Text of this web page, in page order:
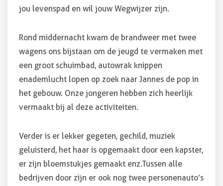
jou levenspad en wil jouw Wegwijzer zijn.
Rond middernacht kwam de brandweer met twee
wagens ons bijstaan om de jeugd te vermaken met
een groot schuimbad, autowrak knippen
en ademlucht lopen op zoek naar Jannes de pop in
het gebouw. Onze jongeren hebben zich heerlijk
vermaakt bij al deze activiteiten.
Verder is er lekker gegeten, gechild, muziek
geluisterd, het haar is opgemaakt door een kapster,
er zijn bloemstukjes gemaakt enz. Tussen alle
bedrijven door zijn er ook nog twee personenauto’s